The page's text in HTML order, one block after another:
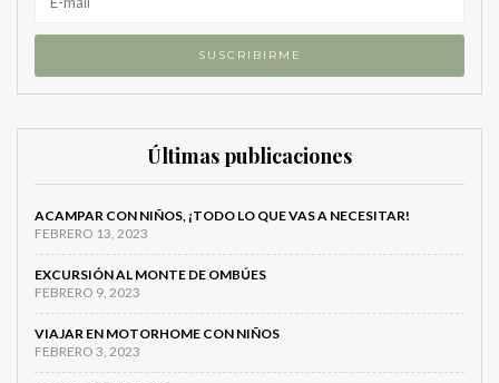
Últimas publicaciones
ACAMPAR CON NIÑOS, ¡TODO LO QUE VAS A NECESITAR!
FEBRERO 13, 2023
EXCURSIÓN AL MONTE DE OMBÚES
FEBRERO 9, 2023
VIAJAR EN MOTORHOME CON NIÑOS
FEBRERO 3, 2023